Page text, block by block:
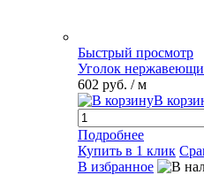
Быстрый просмотр
Уголок
602 руб. / м
В
Подробнее
Купить в 1 клик
В избранное